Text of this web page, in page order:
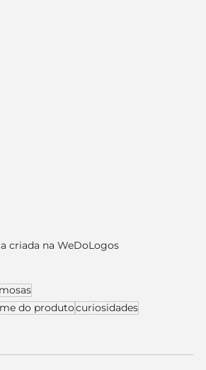
criada na WeDoLogos
do produtocuriosidades